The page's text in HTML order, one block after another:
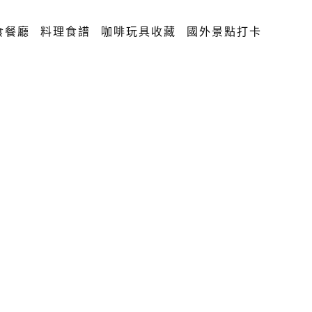
餐廳 料理食譜 咖啡玩具收藏 國外景點打卡